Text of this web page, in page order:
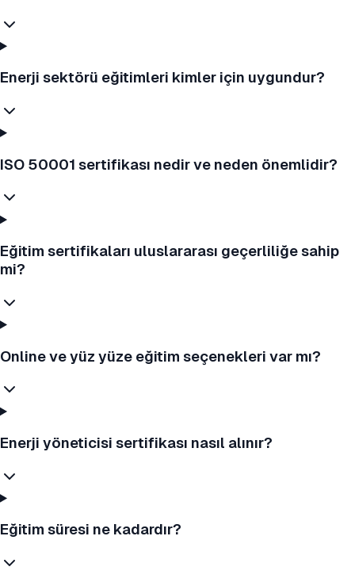
Enerji sektörü eğitimleri kimler için uygundur?
ISO 50001 sertifikası nedir ve neden önemlidir?
Eğitim sertifikaları uluslararası geçerliliğe sahip
mi?
Online ve yüz yüze eğitim seçenekleri var mı?
Enerji yöneticisi sertifikası nasıl alınır?
Eğitim süresi ne kadardır?